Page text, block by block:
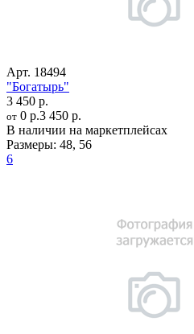
Арт. 18494
"Богатырь"
3 450 р.
от 0 р.3 450 р.
В наличии на маркетплейсах
Размеры: 48, 56
6